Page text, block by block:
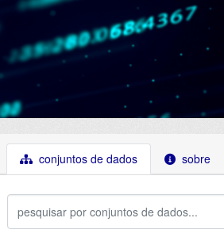
conjuntos de dados sobre